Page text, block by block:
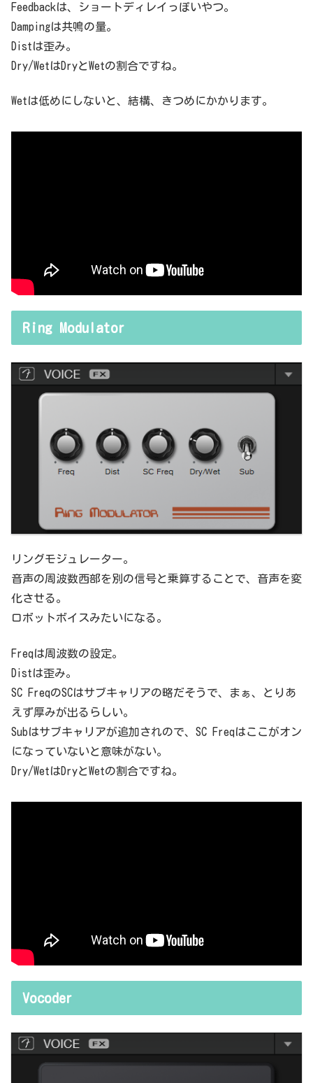
Feedbackは、ショートディレイっぽいやつ。
Dampingは共鳴の量。
Distは歪み。
Dry/WetはDryとWetの割合ですね。
Wetは低めにしないと、結構、きつめにかかります。
Ring Modulator
リングモジュレーター。
音声の周波数西部を別の信号と乗算することで、音声を変
化させる。
ロボットボイスみたいになる。
Freqは周波数の設定。
Distは歪み。
SC FreqのSCはサブキャリアの略だそうで、まぁ、とりあ
えず厚みが出るらしい。
Subはサブキャリアが追加されので、SC Freqはここがオン
になっていないと意味がない。
Dry/WetはDryとWetの割合ですね。
Vocoder